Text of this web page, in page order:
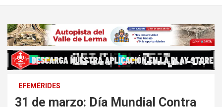
EFEMÉRIDES
31 de marzo: Día Mundial Contra